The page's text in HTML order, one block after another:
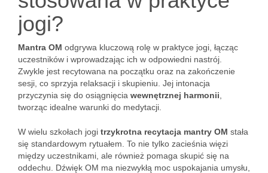
jogi?
Mantra OM odgrywa kluczową rolę w praktyce jogi, łącząc
uczestników i wprowadzając ich w odpowiedni nastrój.
Zwykle jest recytowana na początku oraz na zakończenie
sesji, co sprzyja relaksacji i skupieniu. Jej intonacja
przyczynia się do osiągnięcia wewnętrznej harmonii
tworząc idealne warunki do medytacji.
W wielu szkołach jogi trzykrotna recytacja mantry OM stała
się standardowym rytuałem. To nie tylko zacieśnia więzi
między uczestnikami, ale również pomaga skupić się na
oddechu. Dźwięk OM ma niezwykłą moc uspokajania umysłu,